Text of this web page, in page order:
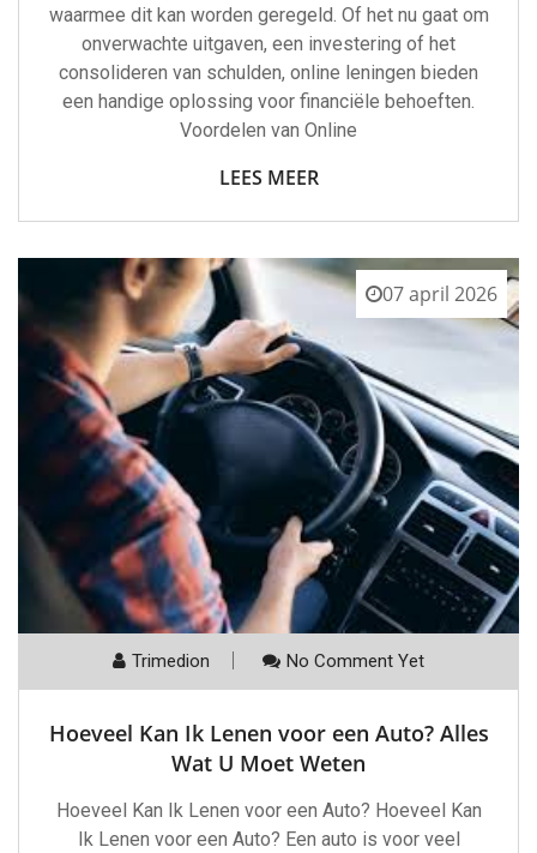
waarmee dit kan worden geregeld. Of het nu gaat om
onverwachte uitgaven, een investering of het
consolideren van schulden, online leningen bieden
een handige oplossing voor financiële behoeften.
Voordelen van Online
LEES MEER
07 april 2026
Trimedion No Comment Yet
Hoeveel Kan Ik Lenen voor een Auto? Alles
Wat U Moet Weten
Hoeveel Kan Ik Lenen voor een Auto? Hoeveel Kan
Ik Lenen voor een Auto? Een auto is voor veel